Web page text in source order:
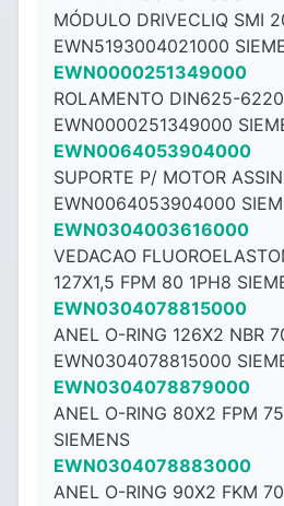
MÓDULO DRIVECLIQ SMI
EWN5193004021000
EWN0000251349000
ROLAMENTO DIN625-
EWN0000251349000
EWN0064053904000
SUPORTE P/ MOTOR
EWN0064053904000
EWN0304003616000
VEDACAO
127X1,5 FPM 80 1PH8
EWN0304078815000
ANEL O-RING 126X2 NBR
EWN0304078815000
EWN0304078879000
ANEL O-RING 80X2 FPM
SIEMENS
EWN0304078883000
ANEL O-RING 90X2 FKM